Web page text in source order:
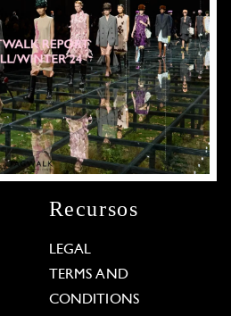
Recursos
LEGAL
TERMS AND
CONDITIONS